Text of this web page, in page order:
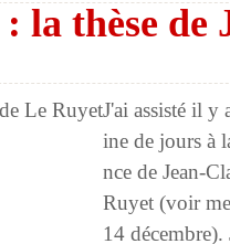
la thèse de
J'ai assisté il y
ine de jours à
nce de Jean-
Ruyet (voir
14 décembre).